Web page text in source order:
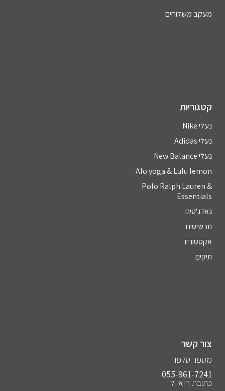
מעקב משלוחים
קטגוריות
נעלי Nike
נעלי Adidas
נעלי New Balance
Alo yoga & Lulu lemon
Polo Ralph Lauren &
Essentials
גאדג'טים
תכשיטים
אקססוריז
תיקים
צור קשר
מספר טלפון
055-961-7241⁩
כתובת דוא''ל